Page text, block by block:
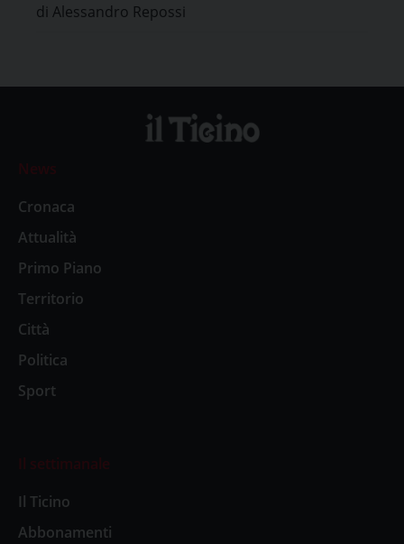
ucciso in Ucraina
di Alessandro Repossi
News
Cronaca
Attualità
Primo Piano
Territorio
Città
Politica
Sport
Il settimanale
Il Ticino
Abbonamenti